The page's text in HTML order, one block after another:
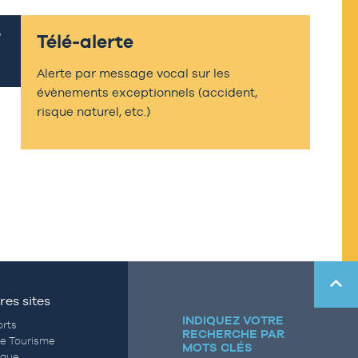
Télé-alerte
Alerte par message vocal sur les
évènements exceptionnels (accident,
risque naturel, etc.)
sites
Tourisme
INDIQUEZ VOTRE
RECHERCHE PAR
MOTS CLÉS